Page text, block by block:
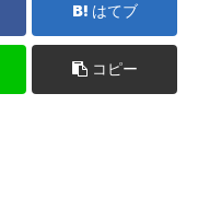
はてブ
コピー